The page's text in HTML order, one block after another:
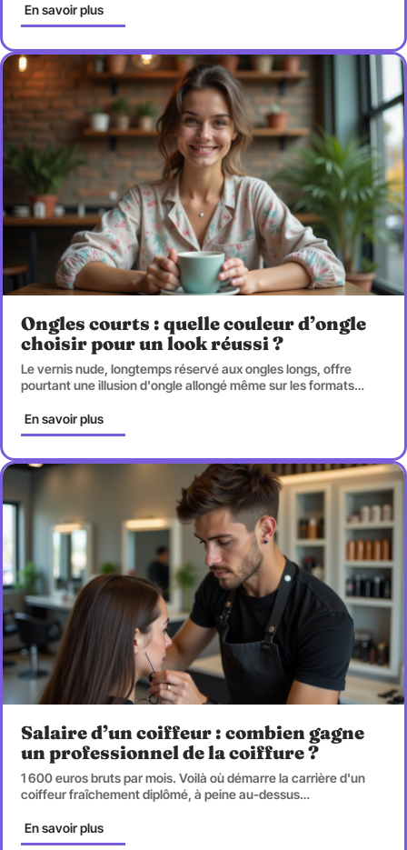
En savoir plus
Ongles courts : quelle couleur d’ongle
choisir pour un look réussi ?
Le vernis nude, longtemps réservé aux ongles longs, offre
pourtant une illusion d'ongle allongé même sur les formats…
En savoir plus
Salaire d’un coiffeur : combien gagne
un professionnel de la coiffure ?
1 600 euros bruts par mois. Voilà où démarre la carrière d'un
coiffeur fraîchement diplômé, à peine au-dessus…
En savoir plus